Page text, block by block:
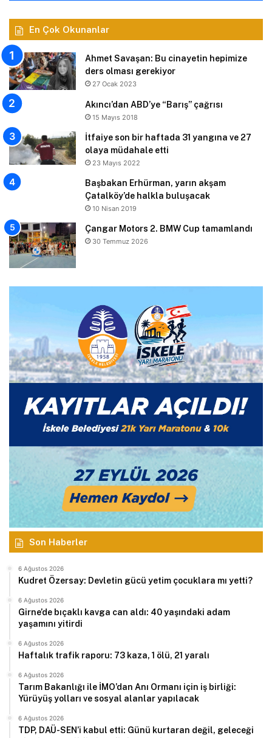
En Çok Okunanlar
Ahmet Savaşan: Bu cinayetin hepimize
ders olması gerekiyor
27 Ocak 2023
Akıncı’dan ABD’ye “Barış” çağrısı
15 Mayıs 2018
İtfaiye son bir haftada 31 yangına ve 27
olaya müdahale etti
23 Mayıs 2022
Başbakan Erhürman, yarın akşam
Çatalköy’de halkla buluşacak
10 Nisan 2019
Çangar Motors 2. BMW Cup tamamlandı
30 Temmuz 2026
Son Haberler
6 Ağustos 2026
Kudret Özersay: Devletin gücü yetim çocuklara mı yetti?
6 Ağustos 2026
Girne’de bıçaklı kavga can aldı: 40 yaşındaki adam
yaşamını yitirdi
6 Ağustos 2026
Haftalık trafik raporu: 73 kaza, 1 ölü, 21 yaralı
6 Ağustos 2026
Tarım Bakanlığı ile İMO’dan Anı Ormanı için iş birliği:
Yürüyüş yolları ve sosyal alanlar yapılacak
6 Ağustos 2026
TDP, DAÜ-SEN’i kabul etti: Günü kurtaran değil, geleceği